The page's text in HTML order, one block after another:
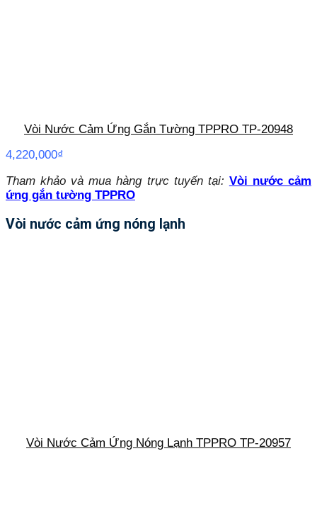
Vòi Nước Cảm Ứng Gắn Tường TPPRO TP-20948
4,220,000₫
Tham khảo và mua hàng trực tuyến tại: Vòi nước cảm
ứng gắn tường TPPRO
Vòi nước cảm ứng nóng lạnh
Vòi Nước Cảm Ứng Nóng Lạnh TPPRO TP-20957